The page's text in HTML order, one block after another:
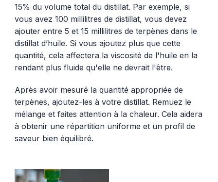
15% du volume total du distillat. Par exemple, si
vous avez 100 millilitres de distillat, vous devez
ajouter entre 5 et 15 millilitres de terpènes dans le
distillat d’huile. Si vous ajoutez plus que cette
quantité, cela affectera la viscosité de l'huile en la
rendant plus fluide qu'elle ne devrait l'être.
Après avoir mesuré la quantité appropriée de
terpènes, ajoutez-les à votre distillat. Remuez le
mélange et faites attention à la chaleur. Cela aidera
à obtenir une répartition uniforme et un profil de
saveur bien équilibré.